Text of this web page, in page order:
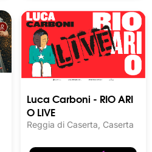
Luca Carboni - RIO ARI
O LIVE
Reggia di Caserta, Caserta